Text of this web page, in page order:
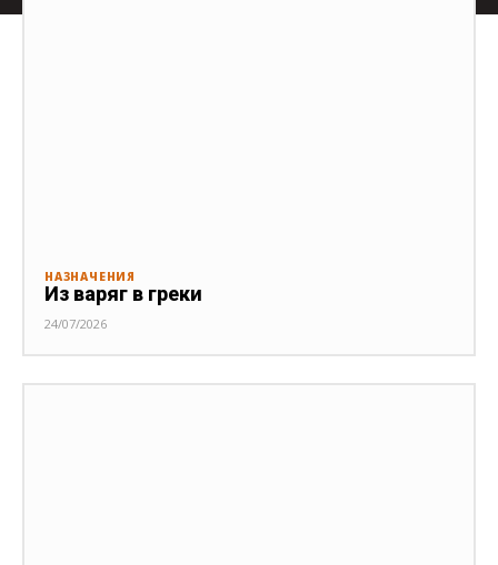
НАЗНАЧЕНИЯ
Из варяг в греки
24/07/2026